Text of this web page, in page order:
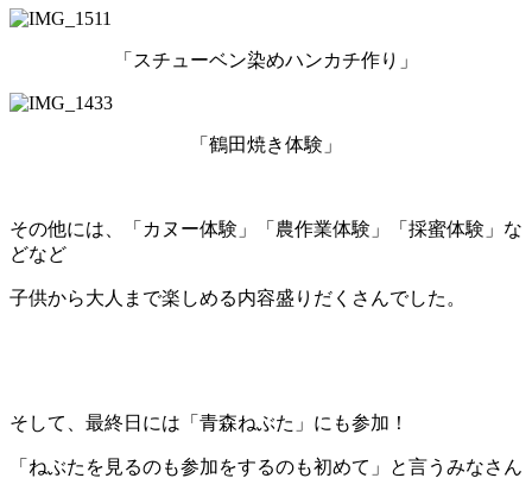
「スチューベン染めハンカチ作り」
「鶴田焼き体験」
その他には、「カヌー体験」「農作業体験」「採蜜体験」な
どなど
子供から大人まで楽しめる内容盛りだくさんでした。
そして、最終日には「青森ねぶた」にも参加！
「ねぶたを見るのも参加をするのも初めて」と言うみなさん